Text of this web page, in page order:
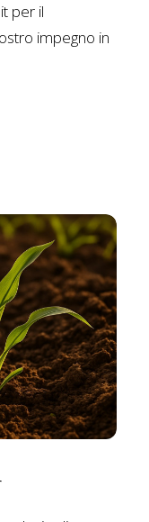
per il
impegno in